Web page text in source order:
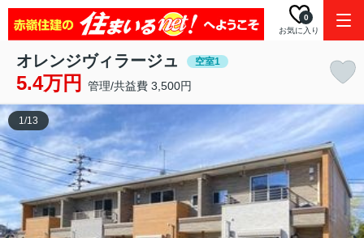
お気に入り
0
オレンジヴィラージュ 空室1
5.4万円 管理/共益費 3,500円
1/13